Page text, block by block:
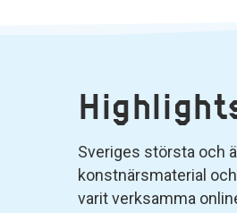
Sveriges största och
konstnärsmaterial
varit verksamma